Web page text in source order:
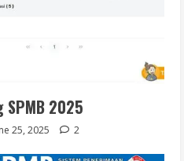
SPMB 2025
25, 2025 2